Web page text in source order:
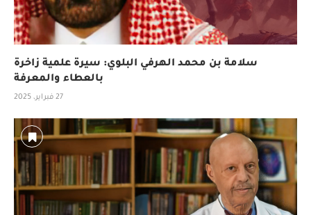
سلامة بن محمد الهرفي البلوي: سيرة علمية زاخرة
بالعطاء والمعرفة
27 فبراير، 2025